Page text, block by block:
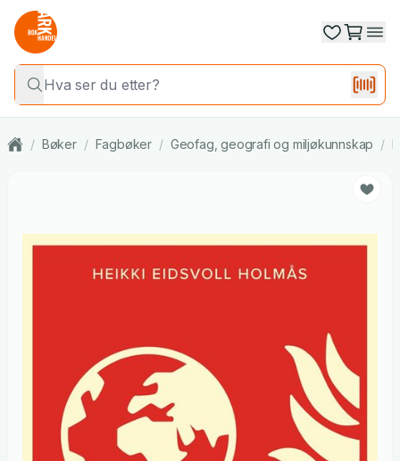
/ Bøker / Fagbøker / Geofag, geografi og miljøkunnskap /